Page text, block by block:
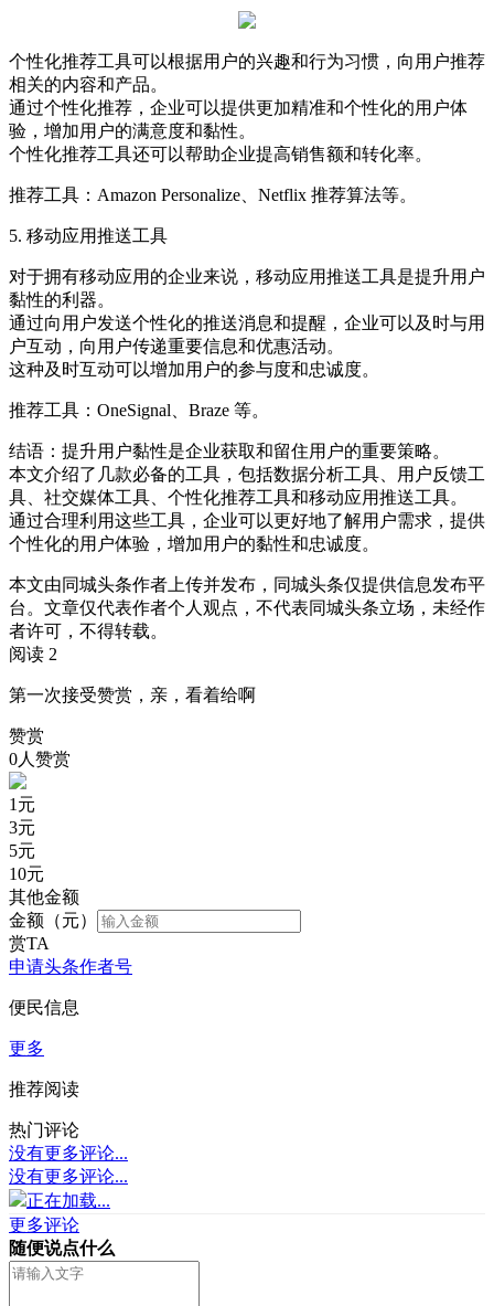
个性化推荐工具可以根据用户的兴趣和行为习惯，向用户推荐
相关的内容和产品。
通过个性化推荐，企业可以提供更加精准和个性化的用户体
验，增加用户的满意度和黏性。
个性化推荐工具还可以帮助企业提高销售额和转化率。
推荐工具：Amazon Personalize、Netflix 推荐算法等。
5. 移动应用推送工具
对于拥有移动应用的企业来说，移动应用推送工具是提升用户
黏性的利器。
通过向用户发送个性化的推送消息和提醒，企业可以及时与用
户互动，向用户传递重要信息和优惠活动。
这种及时互动可以增加用户的参与度和忠诚度。
推荐工具：OneSignal、Braze 等。
结语：提升用户黏性是企业获取和留住用户的重要策略。
本文介绍了几款必备的工具，包括数据分析工具、用户反馈工
具、社交媒体工具、个性化推荐工具和移动应用推送工具。
通过合理利用这些工具，企业可以更好地了解用户需求，提供
个性化的用户体验，增加用户的黏性和忠诚度。
本文由同城头条作者上传并发布，同城头条仅提供信息发布平
台。文章仅代表作者个人观点，不代表同城头条立场，未经作
者许可，不得转载。
阅读 2
第一次接受赞赏，亲，看着给啊
赞赏
0人赞赏
1 元
3元
5元
10元
其他金额
金额（元）
赏TA
申请头条作者号
便民信息
更多
推荐阅读
热门评论
没有更多评论...
没有更多评论...
正在加载...
更多评论
随便说点什么